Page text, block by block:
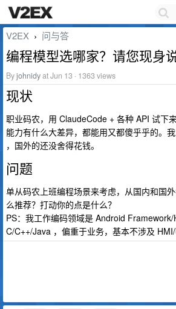
V2EX › 问与答
编程模型选哪家？请您现身
Byjohnidyat Jun 13 · 1363 views
现状
职业码农，用 ClaudeCode + 各种 API 试下
能力有什么大差异，都能用又都傻乎乎的。
，国外的还没舍得花钱。
问题
单从码农上班编程场景来考虑，从国内和国
么推荐？打动你的点是什么？
PS：我工作编码领域是 Android
C/C++/Java ，偏重于业务，基本不涉及 HMI/